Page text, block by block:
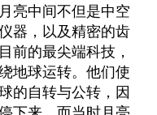
亮中间不但是中空
器，以及精密的齿
前的最尖端科技，
地球运转。他们使
的自转与公转，因